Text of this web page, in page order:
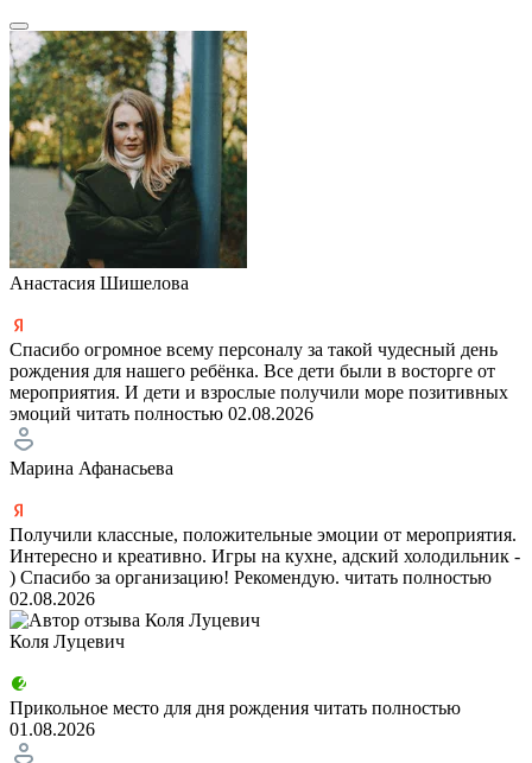
Анастасия Шишелова
Спасибо огромное всему персоналу за такой чудесный день
рождения для нашего ребёнка. Все дети были в восторге от
мероприятия. И дети и взрослые получили море позитивных
эмоций читать полностью 02.08.2026
Марина Афанасьева
Получили классные, положительные эмоции от мероприятия.
Интересно и креативно. Игры на кухне, адский холодильник -
) Спасибо за организацию! Рекомендую. читать полностью
02.08.2026
Коля Луцевич
Прикольное место для дня рождения читать полностью
01.08.2026